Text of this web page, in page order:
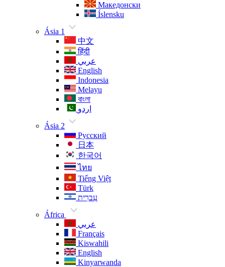
Македонски
Íslensku
Ásia 1
中文
हिंदी
عربي
English
Indonesia
Melayu
বাংলা
اردو
Ásia 2
Русский
日本
한국어
ไทย
Tiếng Việt
Türk
עִברִית
África
عربي
Français
Kiswahili
English
Kinyarwanda